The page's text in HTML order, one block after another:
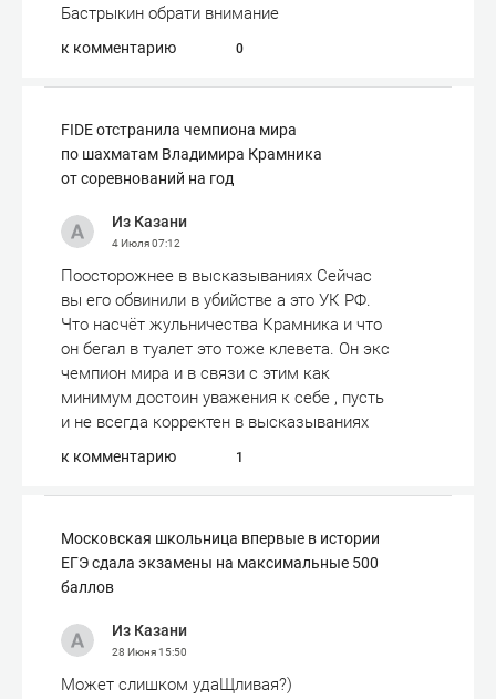
Бастрыкин обрати внимание
к комментарию 0
FIDE отстранила чемпиона мира
по шахматам Владимира Крамника
от соревнований на год
Из Казани
4 Июля07:12
Поосторожнее в высказываниях Сейчас
вы его обвинили в убийстве а это УК РФ.
Что насчёт жульничества Крамника и что
он бегал в туалет это тоже клевета. Он экс
чемпион мира и в связи с этим как
минимум достоин уважения к себе , пусть
и не всегда корректен в высказываниях
к комментарию 1
Московская школьница впервые в истории
ЕГЭ сдала экзамены на максимальные 500
баллов
Из Казани
28 Июня15:50
Может слишком удаЩливая?)